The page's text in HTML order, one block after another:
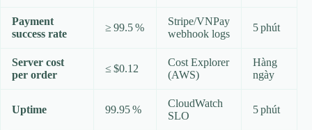
Payment
success rate
≥ 99.5 %
Stripe/VNPay
webhook logs
5 phút
Server cost
per order
≤ $0.12
Cost Explorer
(AWS)
Hàng
ngày
Uptime 99.95 %
CloudWatch
SLO
5 phút